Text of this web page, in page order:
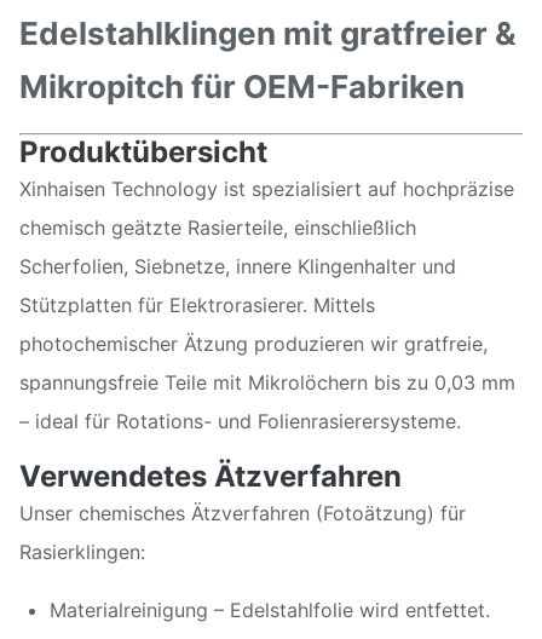
Edelstahlklingen mit gratfreier &
Mikropitch für OEM-Fabriken
Produktübersicht
Xinhaisen Technology ist spezialisiert auf hochpräzise
chemisch geätzte Rasierteile, einschließlich
Scherfolien, Siebnetze, innere Klingenhalter und
Stützplatten für Elektrorasierer. Mittels
photochemischer Ätzung produzieren wir gratfreie,
spannungsfreie Teile mit Mikrolöchern bis zu 0,03 mm
– ideal für Rotations- und Folienrasierersysteme.
Verwendetes Ätzverfahren
Unser chemisches Ätzverfahren (Fotoätzung) für
Rasierklingen:
Materialreinigung – Edelstahlfolie wird entfettet.